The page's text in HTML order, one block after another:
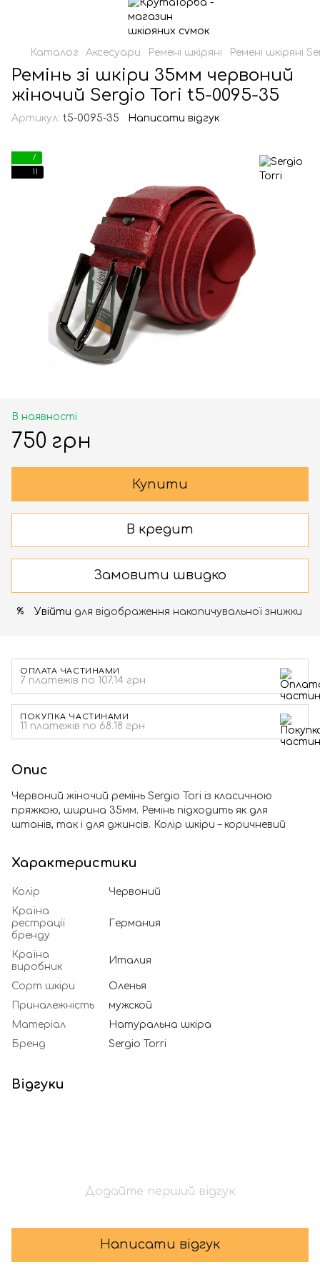
Каталог Аксесуари Ремені шкіряні Ремені шкіряні
Ремінь зі шкіри 35мм червоний
жіночий Sergio Tori t5-0095-35
Артикул: t5-0095-35 Написати відгук
7
11
В наявності
750 грн
Купити
В кредит
Замовити швидко
% Увійти для відображення накопичувальної знижки
ОПЛАТА ЧАСТИНАМИ
7 платежів по 107.14 грн
ПОКУПКА ЧАСТИНАМИ
11 платежів по 68.18 грн
Опис
Червоний жіночий ремінь Sergio Tori із класичною
пряжкою, ширина 35мм. Ремінь підходить як для
штанів, так і для джинсів. Колір шкіри – коричневий
Характеристики
Колір
Червоний
Країна
рестрації
бренду
Германия
Країна
виробник
Италия
Сорт шкіри
Оленья
Приналежність
мужской
Матеріал
Натуральна шкіра
Бренд
Sergio Torri
Відгуки
Додайте перший відгук
Написати відгук